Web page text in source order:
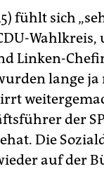
fühlt sich
Linken-
lange
der
Die
auf der